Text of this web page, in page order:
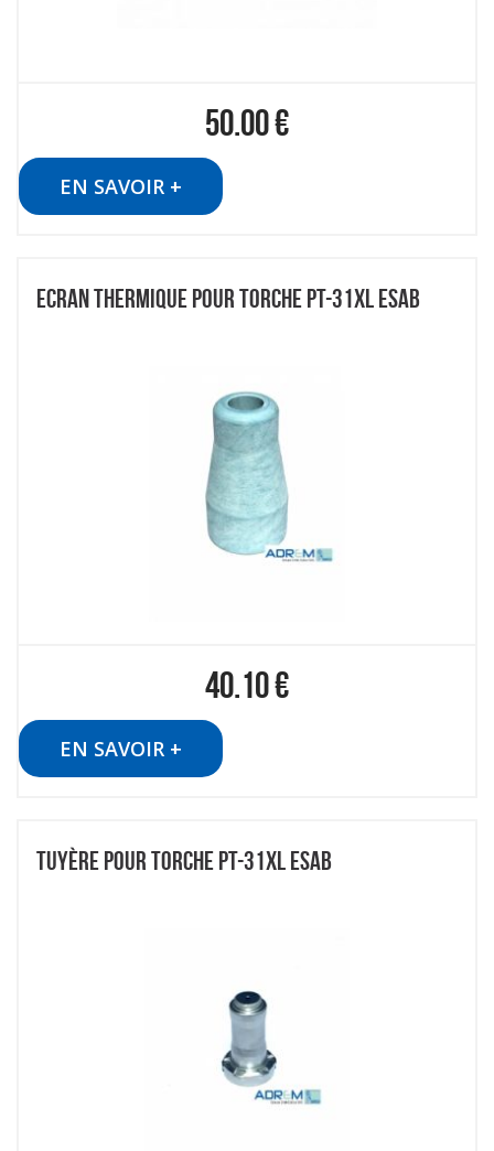
50.00€
EN SAVOIR +
ECRAN THERMIQUE POUR TORCHE PT-31XL ESAB
40.10€
EN SAVOIR +
TUYÈRE POUR TORCHE PT-31XL ESAB